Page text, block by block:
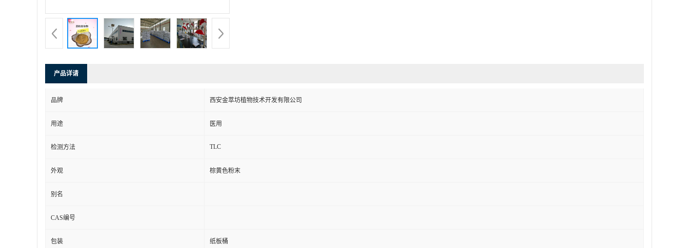
产品详请
品牌 西安金萃坊植物技术开发有限公司
用途 医用
检测方法 TLC
外观 棕黄色粉末
别名
CAS编号
包装 纸板桶